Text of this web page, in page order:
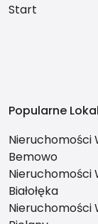
Start
Popularne
Nieruchomości
Bemowo
Nieruchomości
Białołęka
Nieruchomości